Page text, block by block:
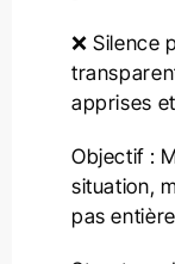
❌ Silence
apprises
Objectif :
situation,
pas